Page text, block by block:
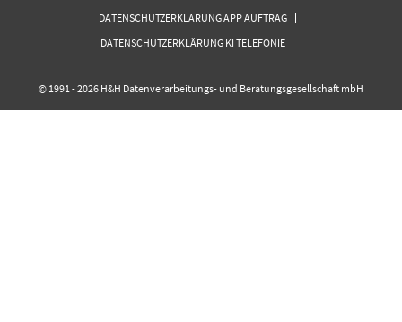
DATENSCHUTZERKLÄRUNG APP AUFTRAG
DATENSCHUTZERKLÄRUNG KI TELEFONIE
© 1991 - 2026 H&H Datenverarbeitungs- und Beratungsgesellschaft mbH